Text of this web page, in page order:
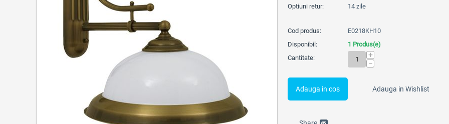
Optiuni retur: 14 zile
Cod produs:
E0218KH10
Disponibil:
1 Produs(e)
Cantitate:
+
−
Adauga in cos Adauga in Wishlist